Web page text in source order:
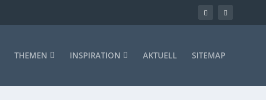
THEMEN INSPIRATION AKTUELL SITEMAP